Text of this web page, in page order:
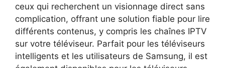
ceux qui recherchent un visionnage direct sans
complication, offrant une solution fiable pour lire
différents contenus, y compris les chaînes IPTV
sur votre téléviseur. Parfait pour les téléviseurs
intelligents et les utilisateurs de Samsung, il est